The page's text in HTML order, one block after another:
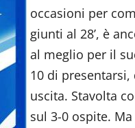
occasioni per
giunti al 28’, è
al meglio per il
10 di
uscita. Stavolta
sul 3-0 ospite.